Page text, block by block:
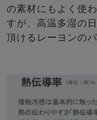
の素材にもよく使
すが、高温多湿の
頂けるレーヨンの